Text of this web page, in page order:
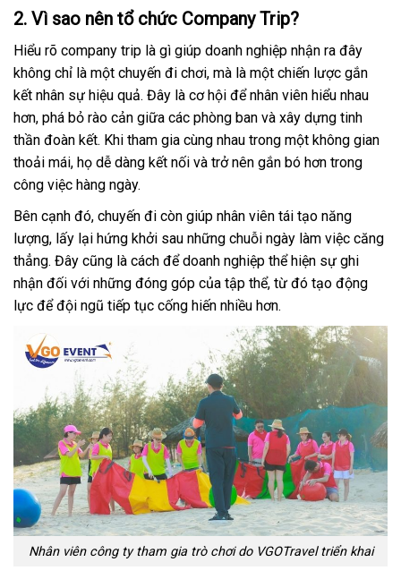
2. Vì sao nên tổ chức Company Trip?
Hiểu rõ company trip là gì giúp doanh nghiệp nhận ra đây
không chỉ là một chuyến đi chơi, mà là một chiến lược gắn
kết nhân sự hiệu quả. Đây là cơ hội để nhân viên hiểu nhau
hơn, phá bỏ rào cản giữa các phòng ban và xây dựng tinh
thần đoàn kết. Khi tham gia cùng nhau trong một không gian
thoải mái, họ dễ dàng kết nối và trở nên gắn bó hơn trong
công việc hàng ngày.
Bên cạnh đó, chuyến đi còn giúp nhân viên tái tạo năng
lượng, lấy lại hứng khởi sau những chuỗi ngày làm việc căng
thẳng. Đây cũng là cách để doanh nghiệp thể hiện sự ghi
nhận đối với những đóng góp của tập thể, từ đó tạo động
lực để đội ngũ tiếp tục cống hiến nhiều hơn.
Nhân viên công ty tham gia trò chơi do VGOTravel triển khai